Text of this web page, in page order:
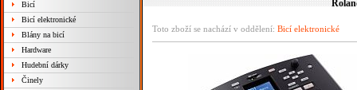
Bicí
Bicí elektronické
Blány na bicí
Hardware
Hudební dárky
Činely
Toto zboží se nachází v oddělení: Bicí elektronické